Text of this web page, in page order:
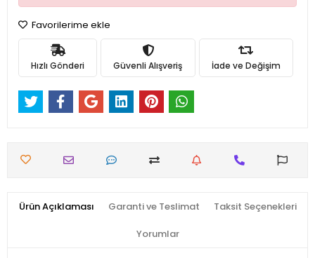
Favorilerime ekle
Hızlı Gönderi Güvenli Alışveriş İade ve Değişim
Ürün Açıklaması Garanti ve Teslimat Taksit Seçenekleri
Yorumlar